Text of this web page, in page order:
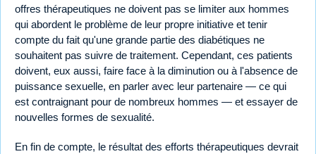
offres thérapeutiques ne doivent pas se limiter aux hommes
qui abordent le problème de leur propre initiative et tenir
compte du fait qu'une grande partie des diabétiques ne
souhaitent pas suivre de traitement. Cependant, ces patients
doivent, eux aussi, faire face à la diminution ou à l'absence de
puissance sexuelle, en parler avec leur partenaire — ce qui
est contraignant pour de nombreux hommes — et essayer de
nouvelles formes de sexualité.
En fin de compte, le résultat des efforts thérapeutiques devrait